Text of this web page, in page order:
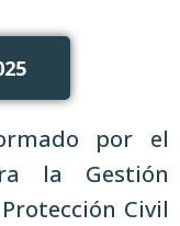
por el
la Gestión
Civil